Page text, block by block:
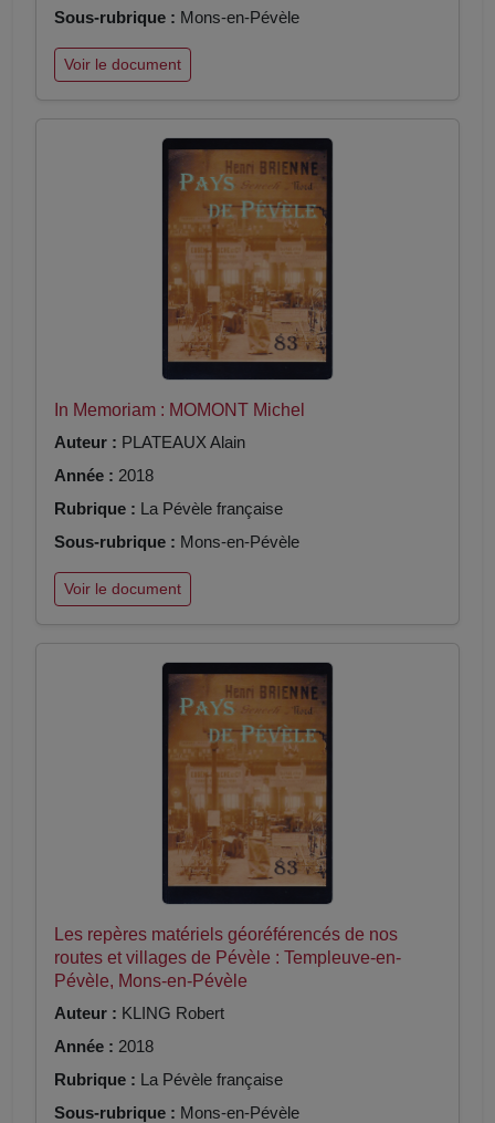
Sous-rubrique : Mons-en-Pévèle
Voir le document
In Memoriam : MOMONT Michel
Auteur : PLATEAUX Alain
Année : 2018
Rubrique : La Pévèle française
Sous-rubrique : Mons-en-Pévèle
Voir le document
Les repères matériels géoréférencés de nos
routes et villages de Pévèle : Templeuve-en-
Pévèle, Mons-en-Pévèle
Auteur : KLING Robert
Année : 2018
Rubrique : La Pévèle française
Sous-rubrique : Mons-en-Pévèle